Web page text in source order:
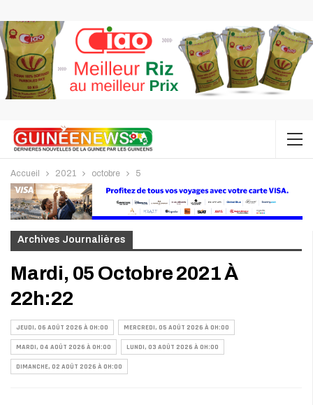
Accueil 2021 octobre 5
Archives Journalières
Mardi, 05 Octobre 2021 À
22h:22
JEUDI, 06 AOÛT 2026 À 0H:00 MERCREDI, 05 AOÛT 2026 À 0H:00
MARDI, 04 AOÛT 2026 À 0H:00 LUNDI, 03 AOÛT 2026 À 0H:00
DIMANCHE, 02 AOÛT 2026 À 0H:00